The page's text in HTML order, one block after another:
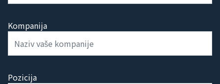
Kompanija
Pozicija